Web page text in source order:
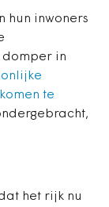
hun inwoners
domper in
te
het rijk nu